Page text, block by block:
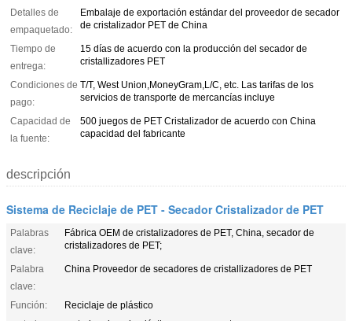
Detalles de
empaquetado:
Embalaje de exportación estándar del proveedor de secador
de cristalizador PET de China
Tiempo de
entrega:
15 días de acuerdo con la producción del secador de
cristallizadores PET
Condiciones de
pago:
T/T, West Union,MoneyGram,L/C, etc. Las tarifas de los
servicios de transporte de mercancías incluye
Capacidad de
la fuente:
500 juegos de PET Cristalizador de acuerdo con China
capacidad del fabricante
descripción
Sistema de Reciclaje de PET - Secador Cristalizador de PET
Palabras
clave:
Fábrica OEM de cristalizadores de PET, China, secador de
cristalizadores de PET;
Palabra
clave:
China Proveedor de secadores de cristallizadores de PET
Función:
Reciclaje de plástico